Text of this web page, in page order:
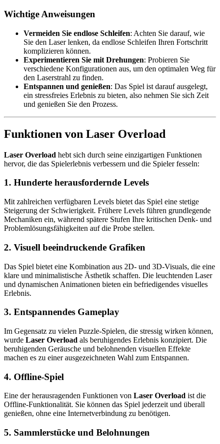
Wichtige Anweisungen
Vermeiden Sie endlose Schleifen: Achten Sie darauf, wie
Sie den Laser lenken, da endlose Schleifen Ihren Fortschritt
komplizieren können.
Experimentieren Sie mit Drehungen: Probieren Sie
verschiedene Konfigurationen aus, um den optimalen Weg für
den Laserstrahl zu finden.
Entspannen und genießen: Das Spiel ist darauf ausgelegt,
ein stressfreies Erlebnis zu bieten, also nehmen Sie sich Zeit
und genießen Sie den Prozess.
Funktionen von Laser Overload
Laser Overload hebt sich durch seine einzigartigen Funktionen
hervor, die das Spielerlebnis verbessern und die Spieler fesseln:
1. Hunderte herausfordernde Levels
Mit zahlreichen verfügbaren Levels bietet das Spiel eine stetige
Steigerung der Schwierigkeit. Frühere Levels führen grundlegende
Mechaniken ein, während spätere Stufen Ihre kritischen Denk- und
Problemlösungsfähigkeiten auf die Probe stellen.
2. Visuell beeindruckende Grafiken
Das Spiel bietet eine Kombination aus 2D- und 3D-Visuals, die eine
klare und minimalistische Ästhetik schaffen. Die leuchtenden Laser
und dynamischen Animationen bieten ein befriedigendes visuelles
Erlebnis.
3. Entspannendes Gameplay
Im Gegensatz zu vielen Puzzle-Spielen, die stressig wirken können,
wurde Laser Overload als beruhigendes Erlebnis konzipiert. Die
beruhigenden Geräusche und belohnenden visuellen Effekte
machen es zu einer ausgezeichneten Wahl zum Entspannen.
4. Offline-Spiel
Eine der herausragenden Funktionen von Laser Overload ist die
Offline-Funktionalität. Sie können das Spiel jederzeit und überall
genießen, ohne eine Internetverbindung zu benötigen.
5. Sammlerstücke und Belohnungen